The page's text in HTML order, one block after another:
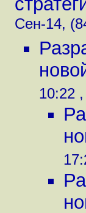
Сен-14,
10:22